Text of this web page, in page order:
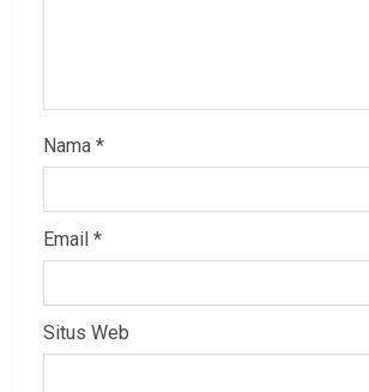
Nama *
Email *
Situs Web